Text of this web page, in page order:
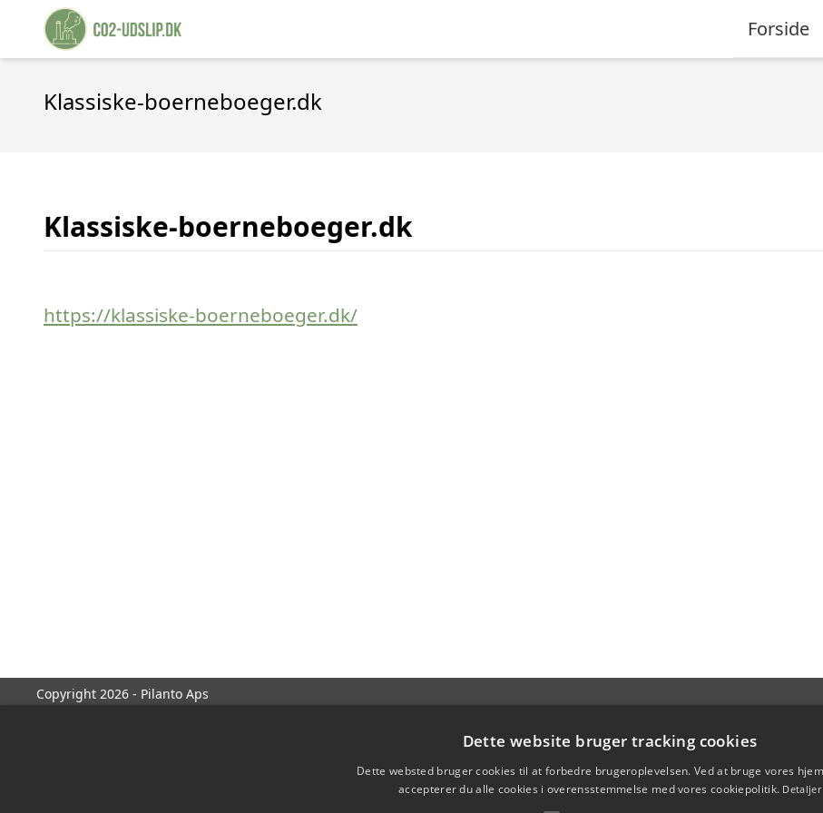
Forside
Klassiske-boerneboeger.dk
Klassiske-boerneboeger.dk
https://klassiske-boerneboeger.dk/
Copyright 2026 - Pilanto Aps
Dette website bruger tracking cookies
Dette websted bruger cookies til at forbedre brugeroplevelsen. Ved at bruge vores
accepterer du alle cookies i overensstemmelse med vores cookiepolitik. Detaljer